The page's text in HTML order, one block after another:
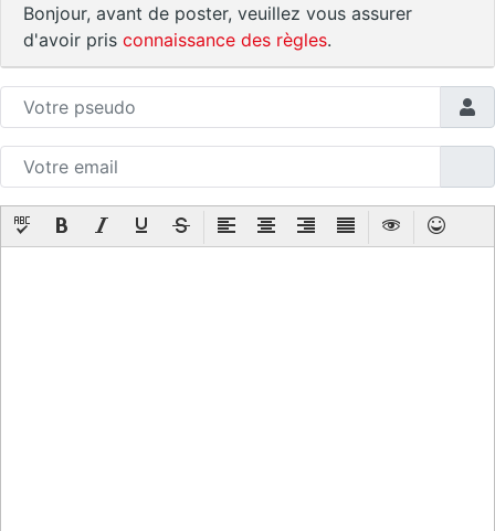
Bonjour, avant de poster, veuillez vous assurer
d'avoir pris connaissance des règles.